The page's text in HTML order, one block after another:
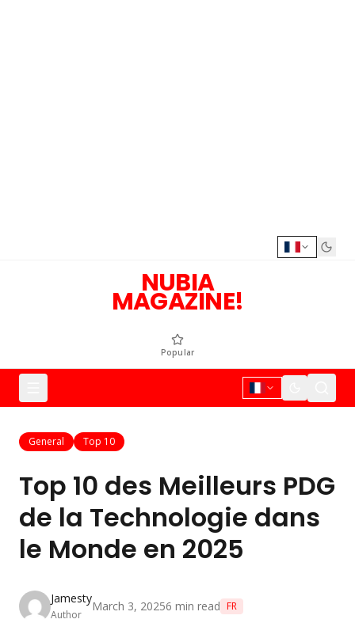
NUBIA
MAGAZINE!
Popular
General Top 10
Top 10 des Meilleurs PDG
de la Technologie dans
le Monde en 2025
Jamesty
Author
March 3, 20256 min read FR